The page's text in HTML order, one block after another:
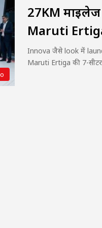
27KM
Maruti
Innova जैसे look में
Maruti Ertiga की 7-